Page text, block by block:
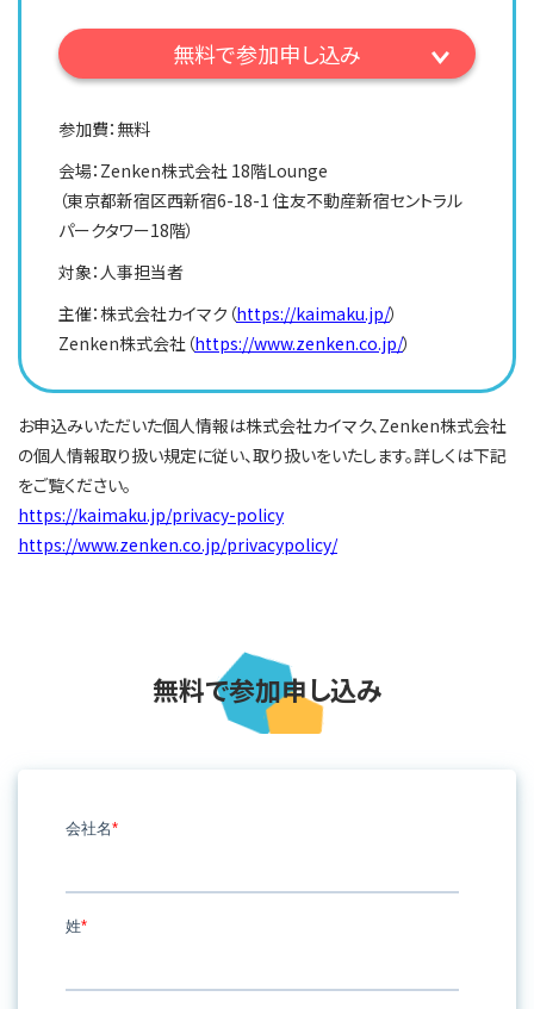
無料で参加申し込み
参加費：無料
会場：Zenken株式会社 18階Lounge
（東京都新宿区西新宿6-18-1 住友不動産新宿セントラル
パークタワー18階）
対象：人事担当者
主催：株式会社カイマク（https://kaimaku.jp/）
Zenken株式会社（https://www.zenken.co.jp/）
お申込みいただいた個人情報は株式会社カイマク、Zenken株式会社
の個人情報取り扱い規定に従い、取り扱いをいたします。詳しくは下記
をご覧ください。
https://kaimaku.jp/privacy-policy
https://www.zenken.co.jp/privacypolicy/
無料で参加申し込み